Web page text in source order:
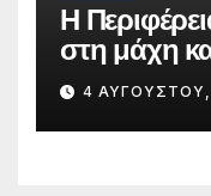
Η
στη μάχη
Δράσεις και
4 ΑΥΓΟΎΣΤΟΥ,